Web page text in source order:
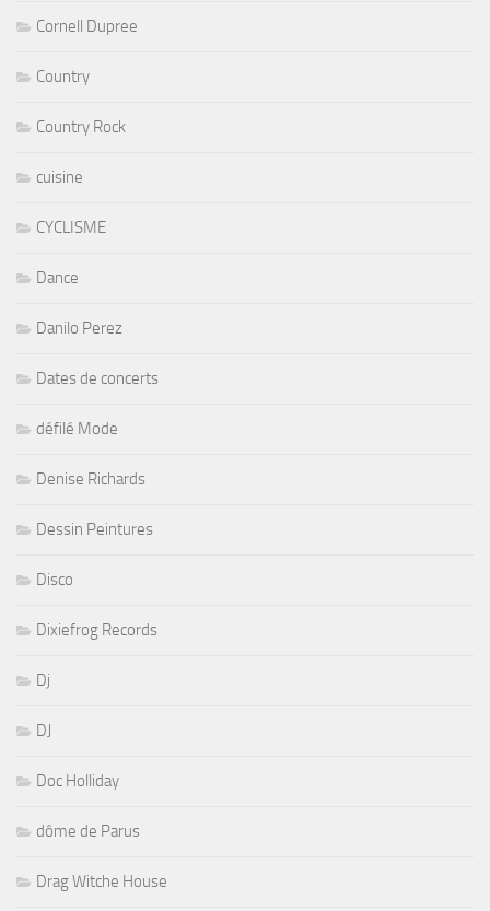
Cornell Dupree
Country
Country Rock
cuisine
CYCLISME
Dance
Danilo Perez
Dates de concerts
défilé Mode
Denise Richards
Dessin Peintures
Disco
Dixiefrog Records
Dj
DJ
Doc Holliday
dôme de Parus
Drag Witche House